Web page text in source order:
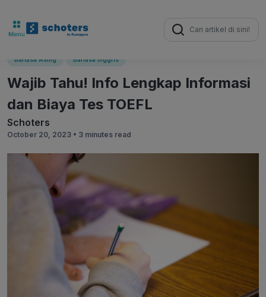
Search
for:
Bahasa Asing Bahasa Inggris
Wajib Tahu! Info Lengkap Informasi
dan Biaya Tes TOEFL
Schoters
October 20, 2023 • 3 minutes read